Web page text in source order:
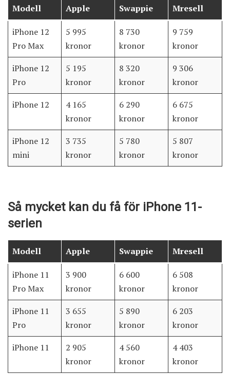
Modell Apple Swappie Mresell
iPhone 12
Pro Max
5 995
kronor
8 730
kronor
9 759
kronor
iPhone 12
Pro
5 195
kronor
8 320
kronor
9 306
kronor
iPhone 12
4 165
kronor
6 290
kronor
6 675
kronor
iPhone 12
mini
3 735
kronor
5 780
kronor
5 807
kronor
Så mycket kan du få för iPhone 11-
serien
Modell Apple Swappie Mresell
iPhone 11
Pro Max
3 900
kronor
6 600
kronor
6 508
kronor
iPhone 11
Pro
3 655
kronor
5 890
kronor
6 203
kronor
iPhone 11
2 905
kronor
4 560
kronor
4 403
kronor